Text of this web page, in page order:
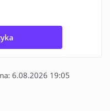
6.08.2026 19:05